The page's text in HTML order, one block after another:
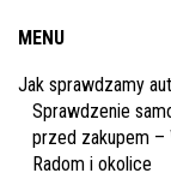
MENU
Jak sprawdzamy
Sprawdzenie
przed zakupem –
Radom i okolice